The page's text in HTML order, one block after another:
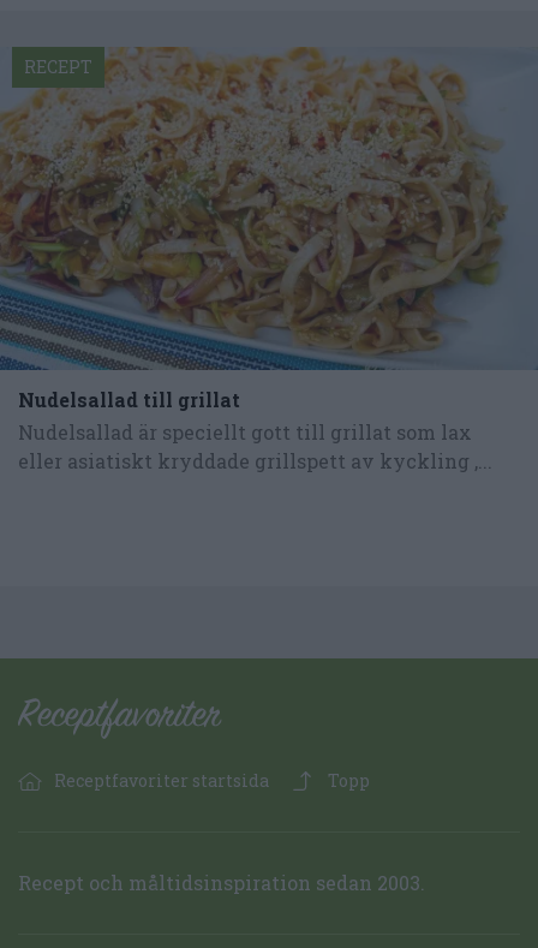
Nudelsallad till grillat
Nudelsallad är speciellt gott till grillat som lax
eller asiatiskt kryddade grillspett av kyckling ,...
RECEPT
Receptfavoriter startsida Topp
Recept och måltidsinspiration sedan 2003.